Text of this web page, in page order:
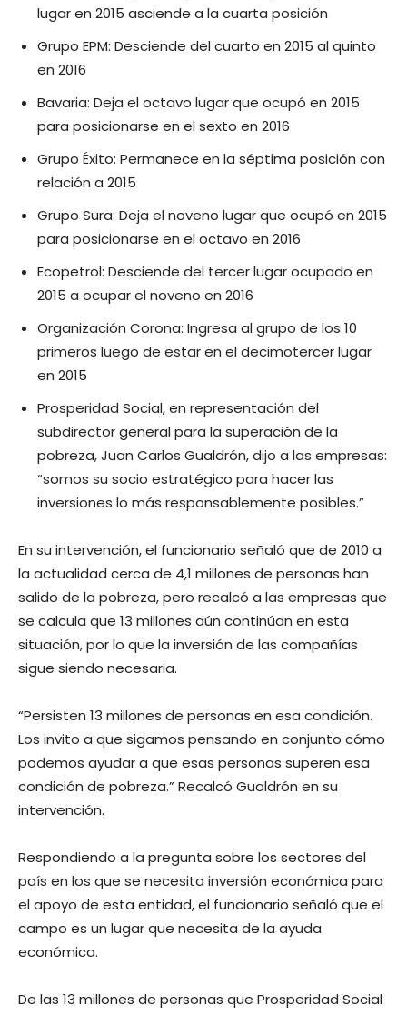
lugar en 2015 asciende a la cuarta posición
Grupo EPM: Desciende del cuarto en 2015 al quinto
en 2016
Bavaria: Deja el octavo lugar que ocupó en 2015
para posicionarse en el sexto en 2016
Grupo Éxito: Permanece en la séptima posición con
relación a 2015
Grupo Sura: Deja el noveno lugar que ocupó en 2015
para posicionarse en el octavo en 2016
Ecopetrol: Desciende del tercer lugar ocupado en
2015 a ocupar el noveno en 2016
Organización Corona: Ingresa al grupo de los 10
primeros luego de estar en el decimotercer lugar
en 2015
Prosperidad Social, en representación del
subdirector general para la superación de la
pobreza, Juan Carlos Gualdrón, dijo a las empresas:
“somos su socio estratégico para hacer las
inversiones lo más responsablemente posibles.”
En su intervención, el funcionario señaló que de 2010 a
la actualidad cerca de 4,1 millones de personas han
salido de la pobreza, pero recalcó a las empresas que
se calcula que 13 millones aún continúan en esta
situación, por lo que la inversión de las compañías
sigue siendo necesaria.
“Persisten 13 millones de personas en esa condición.
Los invito a que sigamos pensando en conjunto cómo
podemos ayudar a que esas personas superen esa
condición de pobreza.” Recalcó Gualdrón en su
intervención.
Respondiendo a la pregunta sobre los sectores del
país en los que se necesita inversión económica para
el apoyo de esta entidad, el funcionario señaló que el
campo es un lugar que necesita de la ayuda
económica.
De las 13 millones de personas que Prosperidad Social